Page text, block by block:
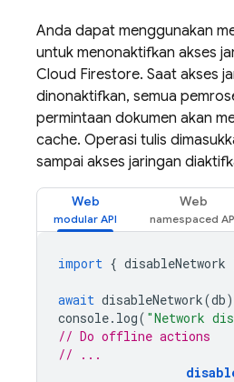
Anda dapat menggunakan
untuk menonaktifkan akses
Cloud Firestore. Saat akses
dinonaktifkan, semua
permintaan dokumen akan
cache. Operasi tulis
sampai akses jaringan
Web Web
import { disableNetwork
await disableNetwork(db
console. log( "Network
// Do offline actions
// ...